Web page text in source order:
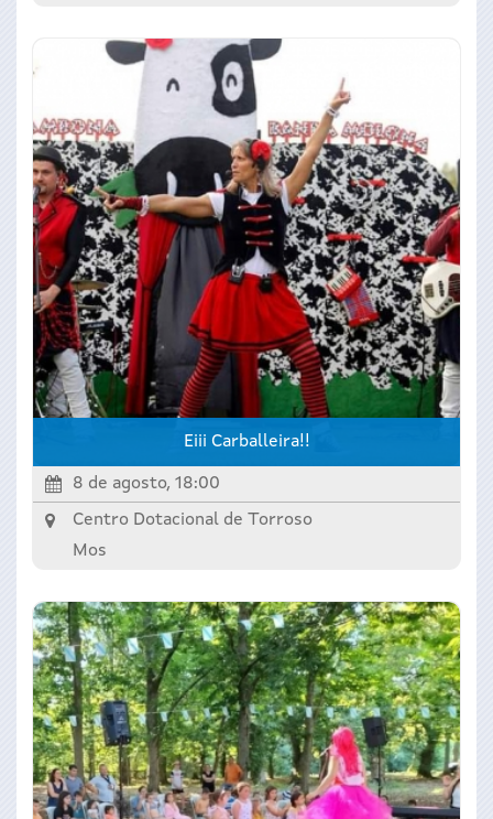
Eiii Carballeira!!
8 de agosto, 18:00
Centro Dotacional de Torroso
Mos